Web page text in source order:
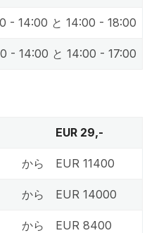
- 14:00 と 14:00 - 18:00
- 14:00 と 14:00 - 17:00
EUR 29,-
から EUR 11400
から EUR 14000
から EUR 8400